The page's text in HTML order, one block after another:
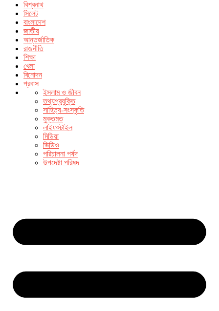
বিশ্বনাথ
সিলেট
বাংলাদেশ
জাতীয়
আন্তর্জাতিক
রাজনীতি
শিক্ষা
খেলা
বিনোদন
প্রবাস
ইসলাম ও জীবন
তথ্যপ্রযুক্তি
সাহিত্য-সংস্কৃতি
মুক্তমত
লাইফস্টাইল
মিডিয়া
ভিডিও
পরিচালনা পর্ষদ
উপদেষ্টা পরিষদ